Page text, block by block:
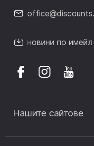
новини по имейл
Нашите сайтове
discount.sk